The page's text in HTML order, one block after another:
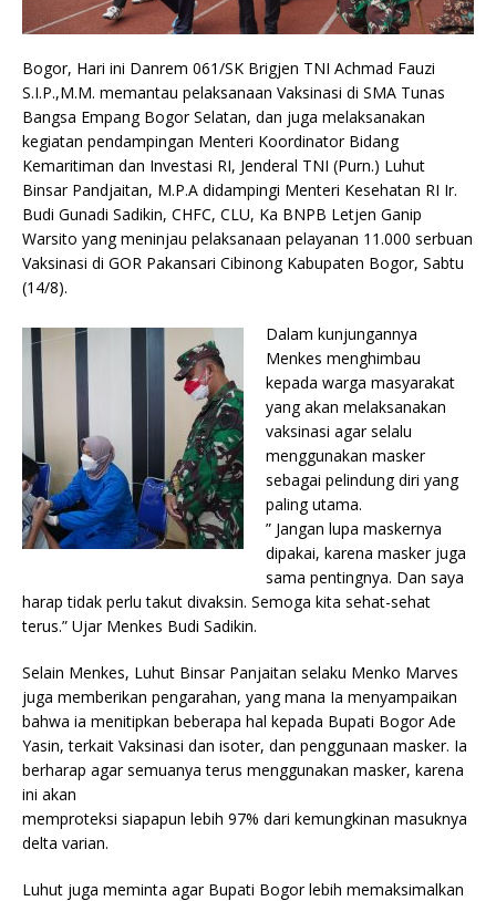
Bogor, Hari ini Danrem 061/SK Brigjen TNI Achmad Fauzi
S.I.P.,M.M. memantau pelaksanaan Vaksinasi di SMA Tunas
Bangsa Empang Bogor Selatan, dan juga melaksanakan
kegiatan pendampingan Menteri Koordinator Bidang
Kemaritiman dan Investasi RI, Jenderal TNI (Purn.) Luhut
Binsar Pandjaitan, M.P.A didampingi Menteri Kesehatan RI Ir.
Budi Gunadi Sadikin, CHFC, CLU, Ka BNPB Letjen Ganip
Warsito yang meninjau pelaksanaan pelayanan 11.000 serbuan
Vaksinasi di GOR Pakansari Cibinong Kabupaten Bogor, Sabtu
(14/8).
Dalam kunjungannya
Menkes menghimbau
kepada warga masyarakat
yang akan melaksanakan
vaksinasi agar selalu
menggunakan masker
sebagai pelindung diri yang
paling utama.
” Jangan lupa maskernya
dipakai, karena masker juga
sama pentingnya. Dan saya
harap tidak perlu takut divaksin. Semoga kita sehat-sehat
terus.” Ujar Menkes Budi Sadikin.
Selain Menkes, Luhut Binsar Panjaitan selaku Menko Marves
juga memberikan pengarahan, yang mana Ia menyampaikan
bahwa ia menitipkan beberapa hal kepada Bupati Bogor Ade
Yasin, terkait Vaksinasi dan isoter, dan penggunaan masker. Ia
berharap agar semuanya terus menggunakan masker, karena
ini akan
memproteksi siapapun lebih 97% dari kemungkinan masuknya
delta varian.
Luhut juga meminta agar Bupati Bogor lebih memaksimalkan